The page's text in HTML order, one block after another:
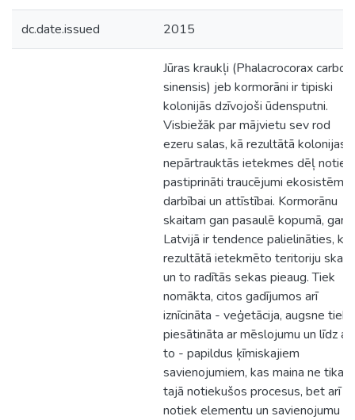
dc.date.issued 2015
Jūras kraukļi (Phalacrocorax carbo
sinensis) jeb kormorāni ir tipiski
kolonijās dzīvojoši ūdensputni.
Visbiežāk par mājvietu sev rod
ezeru salas, kā rezultātā kolonijas
nepārtrauktās ietekmes dēļ notiek
pastiprināti traucējumi
darbībai un attīstībai. Kormorānu
skaitam gan pasaulē kopumā, gan
Latvijā ir tendence palielināties, kā
rezultātā ietekmēto teritoriju
un to radītās sekas pieaug. Tiek
nomākta, citos gadījumos arī
iznīcināta - veģetācija, augsne tiek
piesātināta ar mēslojumu un līdz ar
to - papildus ķīmiskajiem
savienojumiem, kas maina ne tikai
tajā notiekušos procesus, bet arī
notiek elementu un savienojumu